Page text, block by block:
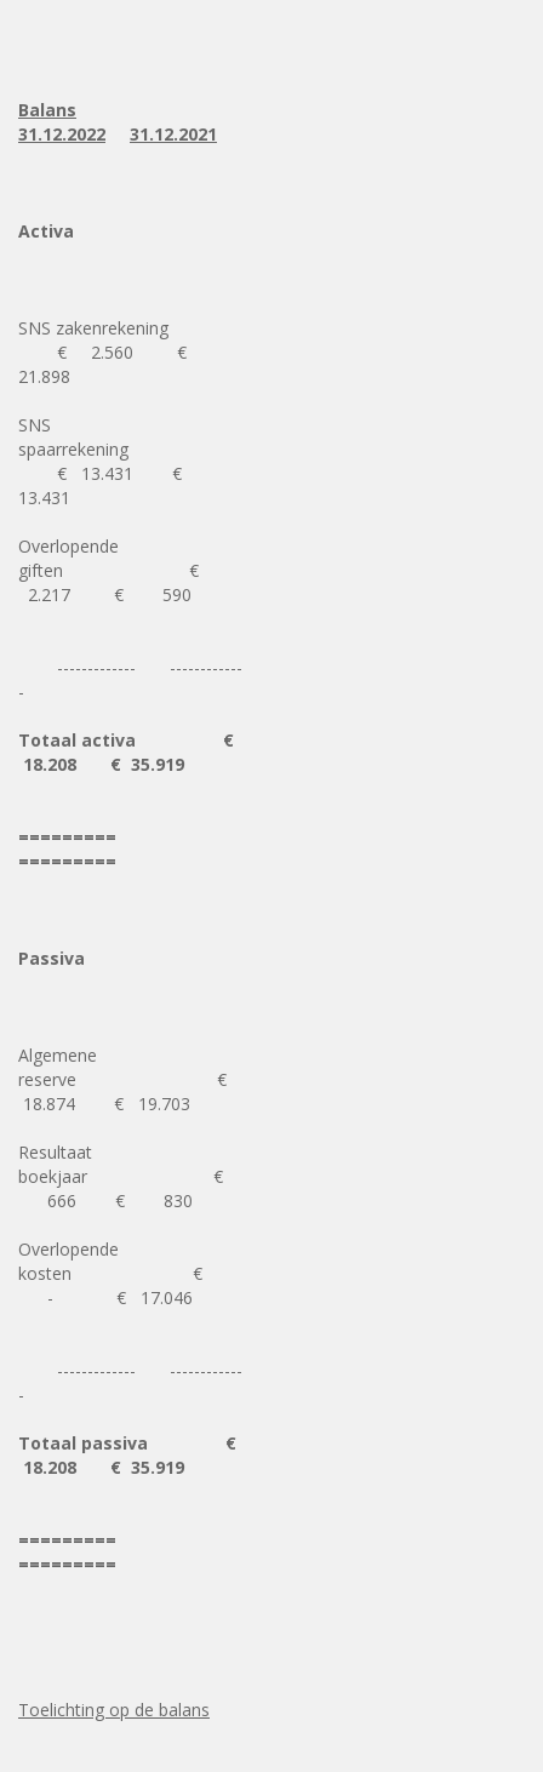
Balans
31.12.2022
31.12.2021
Activa
SNS zakenrekening
€ 2.560 €
21.898
SNS
spaarrekening
€ 13.431 €
13.431
Overlopende
giften €
2.217 € 590
------------- ------------
-
Totaal activa
€
18.208 € 35.919
=========
=========
Passiva
Algemene
reserve €
18.874 € 19.703
Resultaat
boekjaar €
666 € 830
Overlopende
kosten €
- € 17.046
------------- ------------
-
Totaal passiva €
18.208 € 35.919
=========
=========
Toelichting op de balans